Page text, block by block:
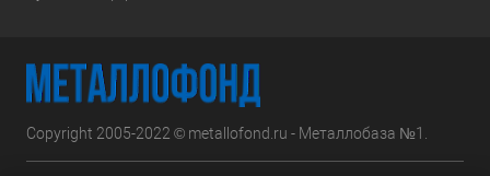
Copyright 2005-2022 © metallofond.ru - Металлобаза №1.